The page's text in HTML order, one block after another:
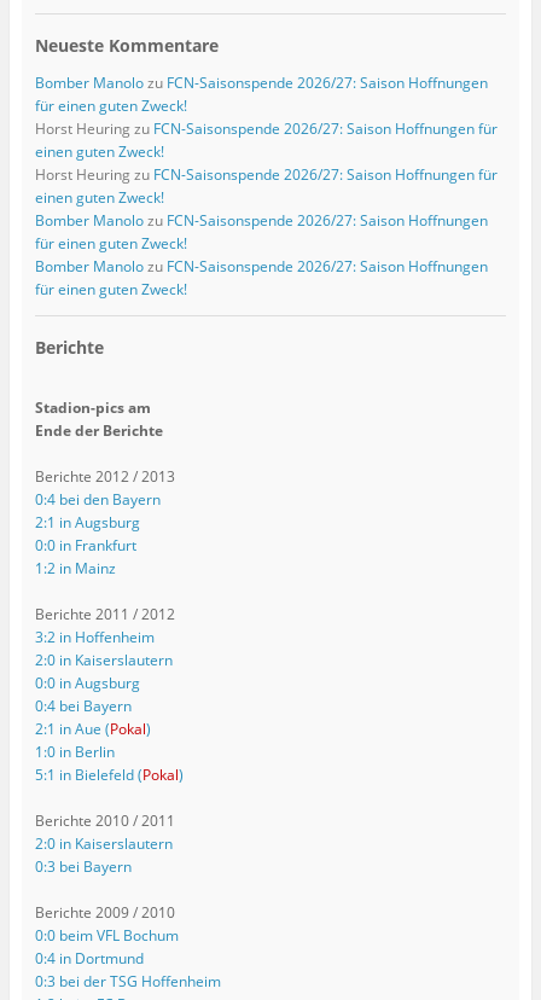
Neueste Kommentare
Bomber Manolozu FCN-Saisonspende 2026/27: Saison Hoffnungen
für einen guten Zweck!
Horst Heuring zu FCN-Saisonspende 2026/27: Saison Hoffnungen für
einen guten Zweck!
Horst Heuring zu FCN-Saisonspende 2026/27: Saison Hoffnungen für
einen guten Zweck!
Bomber Manolozu FCN-Saisonspende 2026/27: Saison Hoffnungen
für einen guten Zweck!
Bomber Manolozu FCN-Saisonspende 2026/27: Saison Hoffnungen
für einen guten Zweck!
Berichte
Stadion-pics am
Ende der Berichte
Berichte 2012 / 2013
0:4 bei den Bayern
2:1 in Augsburg
0:0 in Frankfurt
1:2 in Mainz
Berichte 2011 / 2012
3:2 in Hoffenheim
2:0 in Kaiserslautern
0:0 in Augsburg
0:4 bei Bayern
2:1 in Aue (Pokal)
1:0 in Berlin
5:1 in Bielefeld (Pokal)
Berichte 2010 / 2011
2:0 in Kaiserslautern
0:3 bei Bayern
Berichte 2009 / 2010
0:0 beim VFL Bochum
0:4 in Dortmund
0:3 bei der TSG Hoffenheim